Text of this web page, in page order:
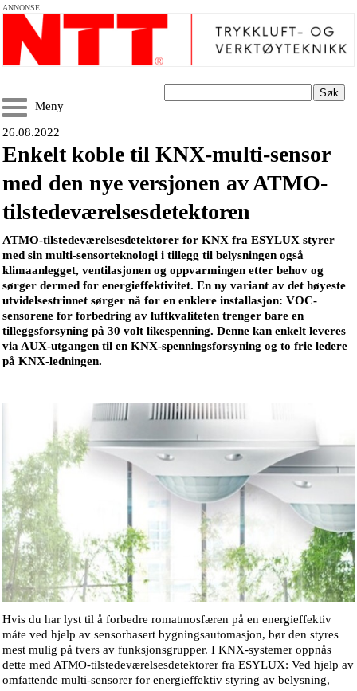
ANNONSE
Søk
Meny
26.08.2022
Enkelt koble til KNX-multi-sensor
med den nye versjonen av ATMO-
tilstedeværelsesdetektoren
ATMO-tilstedeværelsesdetektorer for KNX fra ESYLUX styrer
med sin multi-sensorteknologi i tillegg til belysningen også
klimaanlegget, ventilasjonen og oppvarmingen etter behov og
sørger dermed for energieffektivitet. En ny variant av det høyeste
utvidelsestrinnet sørger nå for en enklere installasjon: VOC-
sensorene for forbedring av luftkvaliteten trenger bare en
tilleggsforsyning på 30 volt likespenning. Denne kan enkelt leveres
via AUX-utgangen til en KNX-spenningsforsyning og to frie ledere
på KNX-ledningen.
Hvis du har lyst til å forbedre romatmosfæren på en energieffektiv
måte ved hjelp av sensorbasert bygningsautomasjon, bør den styres
mest mulig på tvers av funksjonsgrupper. I KNX-systemer oppnås
dette med ATMO-tilstedeværelsesdetektorer fra ESYLUX: Ved hjelp av
omfattende multi-sensorer for energieffektiv styring av belysning,